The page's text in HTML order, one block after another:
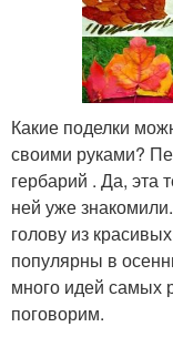
Какие поделки
своими руками?
гербарий . Да, эта
ней уже
голову из
популярны в
много идей самых
поговорим.